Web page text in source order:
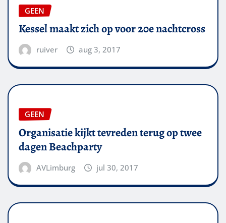
GEEN
Kessel maakt zich op voor 20e nachtcross
ruiver aug 3, 2017
GEEN
Organisatie kijkt tevreden terug op twee
dagen Beachparty
AVLimburg jul 30, 2017